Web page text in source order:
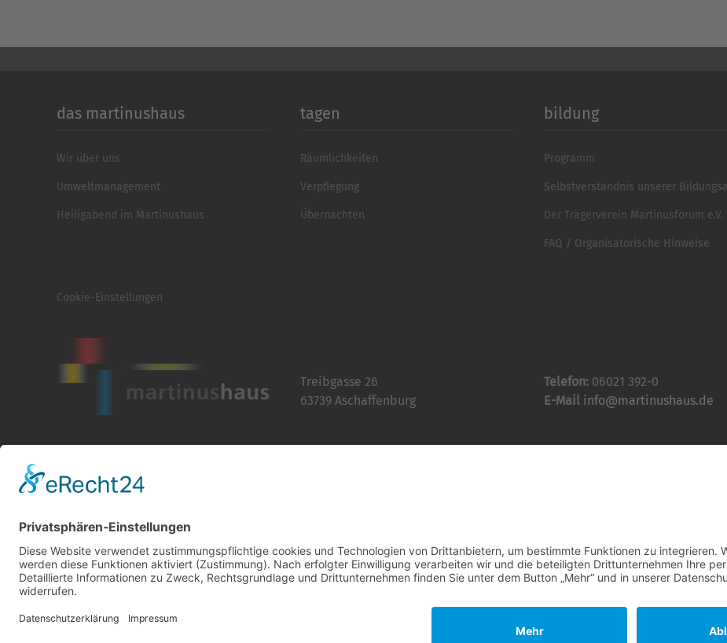
das martinushaus
Wir über uns
Umweltmanagement
Heiligabend im Martinushaus
tagen
Räumlichkeiten
Verpflegung
Übernachten
bildung
Programm
Selbstverständnis unserer
Der Trägerverein Martinusforum e.V.
FAQ / Organisatorische Hinweise
Cookie-Einstellungen
Treibgasse 26
63739 Aschaffenburg
Telefon: 06021 392-0
E-Mail info@martinushaus.de